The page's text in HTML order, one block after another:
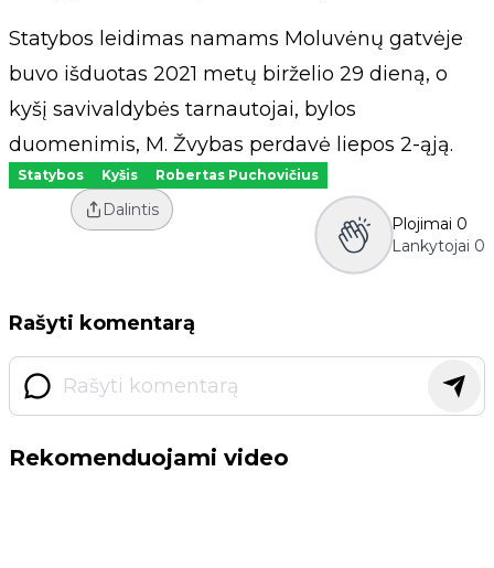
Statybos leidimas namams Moluvėnų gatvėje
buvo išduotas 2021 metų birželio 29 dieną, o
kyšį savivaldybės tarnautojai, bylos
duomenimis, M. Žvybas perdavė liepos 2-ąją.
Statybos Kyšis Robertas Puchovičius
Dalintis
Plojimai 0
Lankytojai 0
Rašyti komentarą
Rekomenduojami video